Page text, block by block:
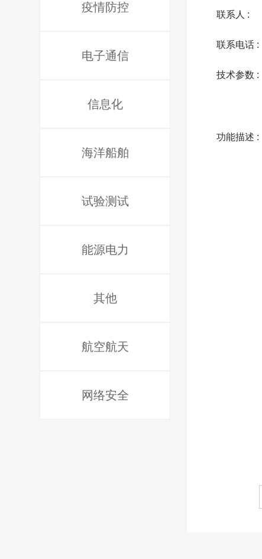
疫情防控
电子通信
信息化
海洋船舶
试验测试
能源电力
其他
航空航天
网络安全
联系人 :
联系电话 :
技术参数 :
功能描述 :